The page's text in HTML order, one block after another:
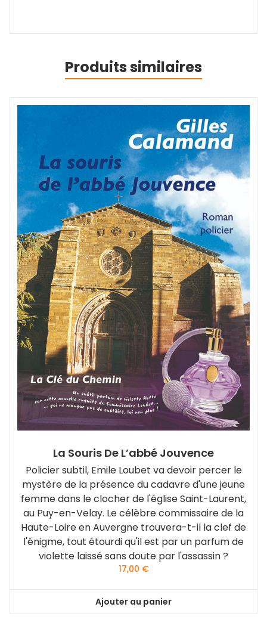
Produits similaires
La Souris De L’abbé Jouvence
Policier subtil, Emile Loubet va devoir percer le
mystère de la présence du cadavre d'une jeune
femme dans le clocher de l'église Saint-Laurent,
au Puy-en-Velay. Le célèbre commissaire de la
Haute-Loire en Auvergne trouvera-t-il la clef de
l'énigme, tout étourdi qu'il est par un parfum de
violette laissé sans doute par l'assassin ?
17,00 €
Ajouter au panier